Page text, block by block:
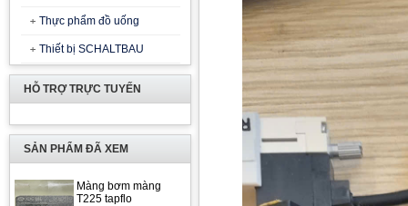
Thực phẩm đồ uống
Thiết bị SCHALTBAU
HỖ TRỢ TRỰC TUYẾN
SẢN PHẨM ĐÃ XEM
Màng bơm màng
T225 tapflo